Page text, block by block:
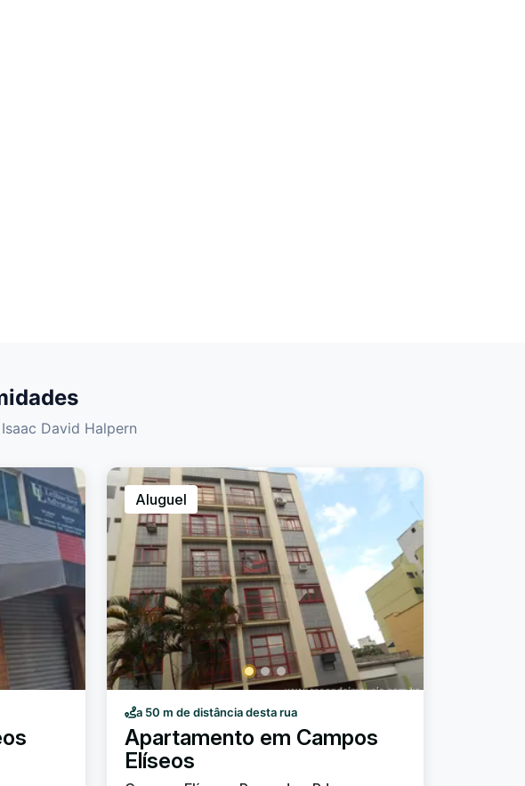
David Halpern
Aluguel
a 50 m de distância desta rua
Apartamento em Campos
Elíseos